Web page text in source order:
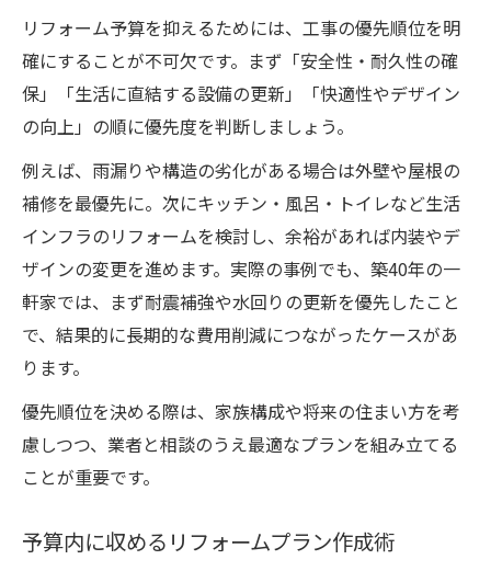
リフォーム予算を抑えるためには、工事の優先順位を明
確にすることが不可欠です。まず「安全性・耐久性の確
保」「生活に直結する設備の更新」「快適性やデザイン
の向上」の順に優先度を判断しましょう。
例えば、雨漏りや構造の劣化がある場合は外壁や屋根の
補修を最優先に。次にキッチン・風呂・トイレなど生活
インフラのリフォームを検討し、余裕があれば内装やデ
ザインの変更を進めます。実際の事例でも、築40年の一
軒家では、まず耐震補強や水回りの更新を優先したこと
で、結果的に長期的な費用削減につながったケースがあ
ります。
優先順位を決める際は、家族構成や将来の住まい方を考
慮しつつ、業者と相談のうえ最適なプランを組み立てる
ことが重要です。
予算内に収めるリフォームプラン作成術